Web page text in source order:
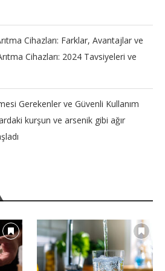
Cihazları: Farklar, Avantajlar ve
Cihazları: 2024 Tavsiyeleri ve
Gerekenler ve Güvenli Kullanım
kurşun ve arsenik gibi ağır